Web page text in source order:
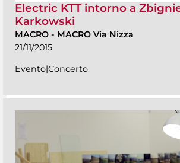
Electric KTT intorno a
Karkowski
MACRO - MACRO Via Nizza
21/11/2015
Evento|Concerto